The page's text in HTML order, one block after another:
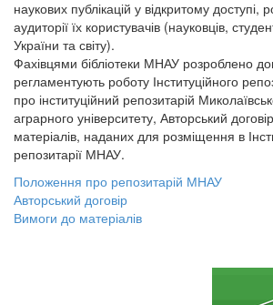
наукових публікацій у відкритому доступі,
аудиторії їх користувачів (науковців,
України та світу).
Фахівцями бібліотеки МНАУ розроблено
регламентують роботу Інституційного
про інституційний репозитарій
аграрного університету, Авторський
матеріалів, наданих для розміщення в
репозитарії МНАУ.
Положення про репозитарій МНАУ
Авторський договір
Вимоги до матеріалів